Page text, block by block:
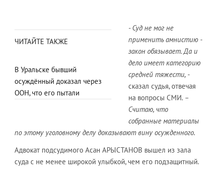
ЧИТАЙТЕ ТАКЖЕ
В Уральске бывший
осуждённый доказал через
ООН, что его пытали
- Суд не мог не
применить амнистию -
закон обязывает. Да и
дело имеет категорию
средней тяжести, -
сказал судья, отвечая
на вопросы СМИ. –
Считаю, что
собранные материалы
по этому уголовному делу доказывают вину осужденного.
Адвокат подсудимого Асан АРЫСТАНОВ вышел из зала
суда с не менее широкой улыбкой, чем его подзащитный.